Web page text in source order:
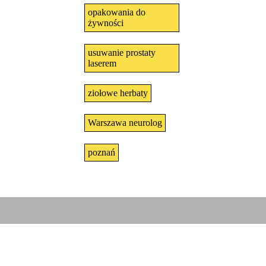
opakowania do
żywności
usuwanie prostaty
laserem
ziołowe herbaty
Warszawa neurolog
poznań